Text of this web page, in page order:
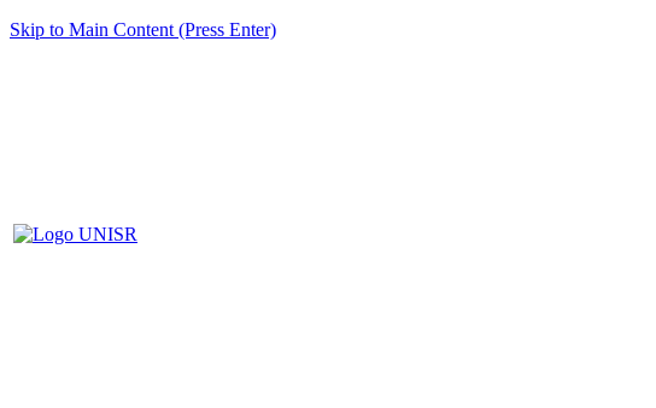
Skip to Main Content (Press Enter)